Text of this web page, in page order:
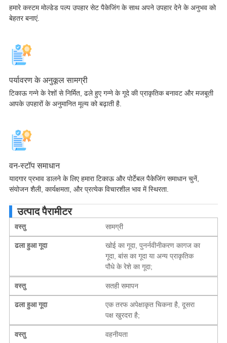
हमारे कस्टम मोल्डेड पल्प उपहार सेट पैकेजिंग के साथ अपने उपहार देने के अनुभव को
बेहतर बनाएं.
पर्यावरण के अनुकूल सामग्री
टिकाऊ गन्ने के रेशों से निर्मित, ढले हुए गन्ने के गूदे की प्राकृतिक बनावट और मजबूती
आपके उपहारों के अनुमानित मूल्य को बढ़ाती है.
वन-स्टॉप समाधान
यादगार प्रभाव डालने के लिए हमारा टिकाऊ और पोर्टेबल पैकेजिंग समाधान चुनें,
संयोजन शैली, कार्यक्षमता, और प्रत्येक विचारशील भाव में स्थिरता.
उत्पाद पैरामीटर
वस्तु सामग्री
ढला हुआ गूदा
खोई का गूदा, पुनर्नवीनीकरण कागज का
गूदा, बांस का गूदा या अन्य प्राकृतिक
पौधे के रेशे का गूदा;
वस्तु सतही समापन
ढला हुआ गूदा
एक तरफ अपेक्षाकृत चिकना है, दूसरा
पक्ष खुरदरा है;
वस्तु वहनीयता